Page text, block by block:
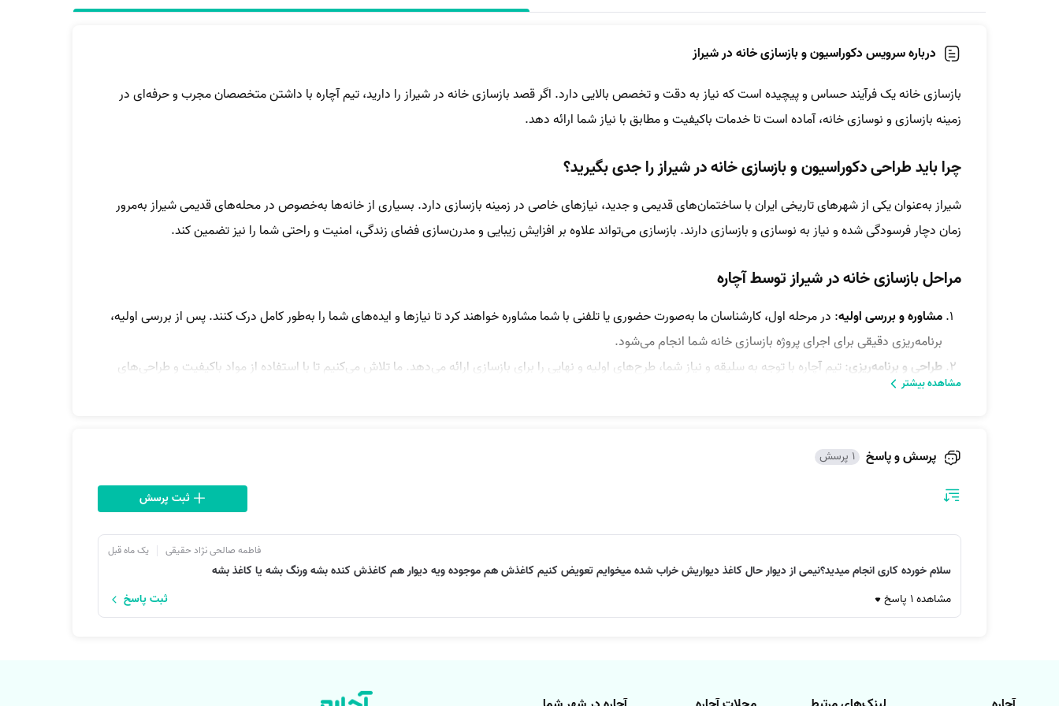
درباره سرویس دکوراسیون و بازسازی خانه در شیراز
بازسازی خانه یک فرآیند حساس و پیچیده است که نیاز به دقت و تخصص بالایی دارد. اگر قصد بازسازی خانه در شیراز را دارید، تیم آچاره با داشتن متخصصان مجرب و حرفه‌ای در
زمینه بازسازی و نوسازی خانه، آماده است تا خدمات باکیفیت و مطابق با نیاز شما ارائه دهد.
چرا باید طراحی دکوراسیون و بازسازی خانه در شیراز را جدی بگیرید؟
شیراز به‌عنوان یکی از شهرهای تاریخی ایران با ساختمان‌های قدیمی و جدید، نیازهای خاصی در زمینه بازسازی دارد. بسیاری از خانه‌ها به‌خصوص در محله‌های قدیمی شیراز به‌مرور
زمان دچار فرسودگی شده و نیاز به نوسازی و بازسازی دارند. بازسازی می‌تواند علاوه بر افزایش زیبایی و مدرن‌سازی فضای زندگی، امنیت و راحتی شما را نیز تضمین کند.
مراحل بازسازی خانه در شیراز توسط آچاره
مشاوره و بررسی اولیه: در مرحله اول، کارشناسان ما به‌صورت حضوری یا تلفنی با شما مشاوره خواهند کرد تا نیازها و ایده‌های شما را به‌طور کامل درک کنند. پس از بررسی اولیه،
برنامه‌ریزی دقیقی برای اجرای پروژه بازسازی خانه شما انجام می‌شود.
طراحی و برنامه‌ریزی: تیم آچاره با توجه به سلیقه و نیاز شما، طرح‌های اولیه و نهایی را برای بازسازی ارائه می‌دهد. ما تلاش می‌کنیم تا با استفاده از مواد باکیفیت و طراحی‌های
مدرن، فضای خانه شما را به‌روز و زیبا کنیم.
تحویل نهایی
: پس از اتمام کار، خانه شما با بهترین کیفیت و مطابق با استانداردهای روز به شما تحویل داده می‌شود.
تغییر دکوراسیون داخلی: طراحی و اجرای دکوراسیون جدید بر اساس مد روز
بازسازی آشپزخانه و سرویس‌های بهداشتی
مشاهده بیشتر
پرسش و پاسخ 1 پرسش
فاطمه صالحی نژاد حقیقی یک ماه قبل
سلام خورده کاری انجام میدید؟نیمی از دیوار حال کاغذ دیواریش خراب شده میخوایم تعویض کنیم کاغذش هم موجوده ویه دیوار هم کاغذش کنده بشه ورنگ بشه یا کاغذ بشه
مشاهده 1 پاسخ
ثبت پاسخ